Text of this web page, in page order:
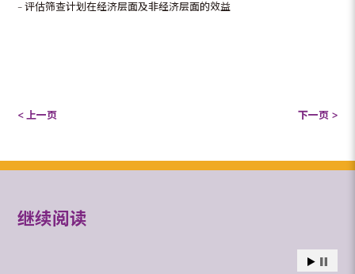
– 评估筛查计划在经济层面及非经济层面的效益
< 上一页 下一页 >
继续阅读